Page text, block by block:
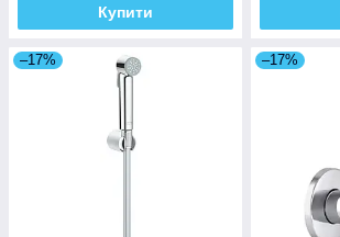
Купити
–17% –17%